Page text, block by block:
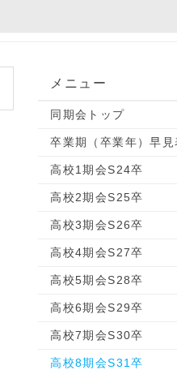
メニュー
同期会トップ
卒業期（卒業年）早見
高校1期会S24卒
高校2期会S25卒
高校3期会S26卒
高校4期会S27卒
高校5期会S28卒
高校6期会S29卒
高校7期会S30卒
高校8期会S31卒